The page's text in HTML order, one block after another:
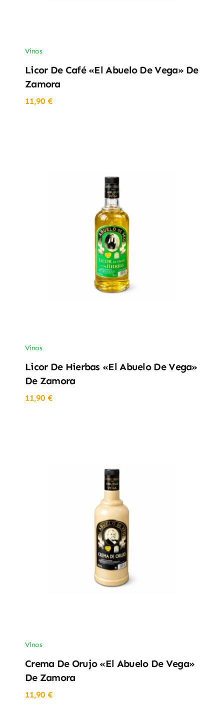
Vinos
Licor De Café «El Abuelo De Vega» De
Zamora
11,90 €
Vinos
Licor De Hierbas «El Abuelo De Vega»
De Zamora
11,90 €
Vinos
Crema De Orujo «El Abuelo De Vega»
De Zamora
11,90 €